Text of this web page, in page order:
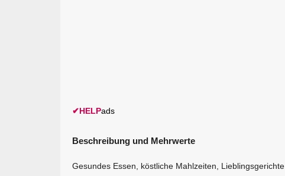
✔HELPads
Beschreibung und Mehrwerte
Gesundes Essen, köstliche Mahlzeiten, Lieblingsgerichte